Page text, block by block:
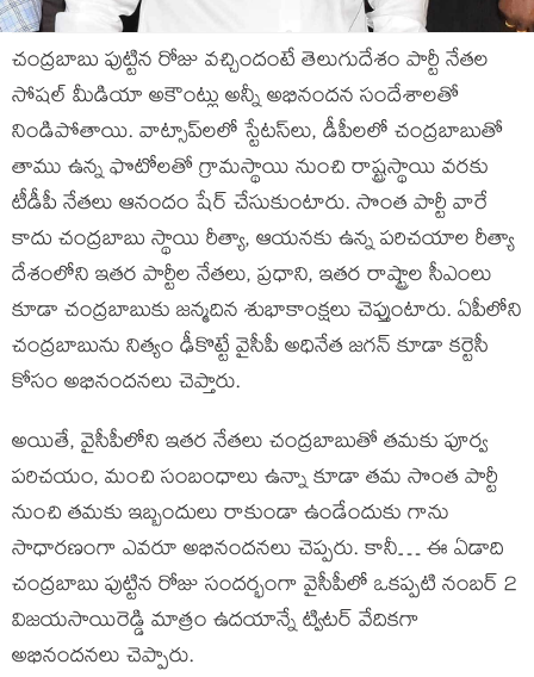
చంద్రబాబు పుట్టిన రోజు వచ్చిందంటే తెలుగుదేశం పార్టీ నేతల
సోషల్ మీడియా అకౌంట్లు అన్నీ అభినందన సందేశాలతో
నిండిపోతాయి. వాట్సాప్‌లలో స్టేటస్‌లు, డీపీలలో చంద్రబాబుతో
తాము ఉన్న ఫొటోలతో గ్రామస్థాయి నుంచి రాష్ట్రస్థాయి వరకు
టీడీపీ నేతలు ఆనందం షేర్ చేసుకుంటారు. సొంత పార్టీ వారే
కాదు చంద్రబాబు స్థాయి రీత్యా, ఆయనకు ఉన్న పరిచయాల రీత్యా
దేశంలోని ఇతర పార్టీల నేతలు, ప్రధాని, ఇతర రాష్ట్రాల సీఎంలు
కూడా చంద్రబాబుకు జన్మదిన శుభాకాంక్షలు చెప్తుంటారు. ఏపీలోని
చంద్రబాబును నిత్యం ఢీకొట్టే వైసీపీ అధినేత జగన్ కూడా కర్టెసీ
కోసం అభినందనలు చెప్తారు.
అయితే, వైసీపీలోని ఇతర నేతలు చంద్రబాబుతో తమకు పూర్వ
పరిచయం, మంచి సంబంధాలు ఉన్నా కూడా తమ సొంత పార్టీ
నుంచి తమకు ఇబ్బందులు రాకుండా ఉండేందుకు గాను
సాధారణంగా ఎవరూ అభినందనలు చెప్పరు. కానీ… ఈ ఏడాది
చంద్రబాబు పుట్టిన రోజు సందర్భంగా వైసీపీలో ఒకప్పటి నంబర్ 2
విజయసాయిరెడ్డి మాత్రం ఉదయాన్నే ట్విటర్ వేదికగా
అభినందనలు చెప్పారు.